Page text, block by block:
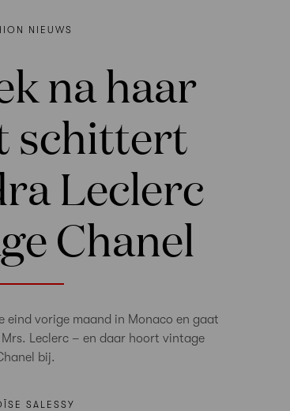
NIEUWS
na haar
schittert
Leclerc
Chanel
eind vorige maand in Monaco en gaat
Leclerc – en daar hoort vintage
bij.
SALESSY